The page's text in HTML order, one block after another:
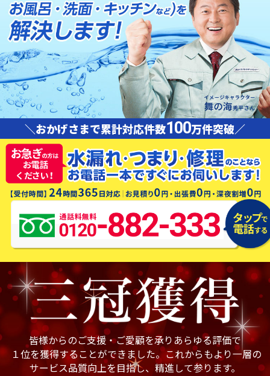
＼おかげさまで累計対応件数100万件突破／
皆様からのご支援・ご愛顧を承りあらゆる評価で
１位を獲得することができました。これからもより一層の
サービス品質向上を目指し、精進して参ります。